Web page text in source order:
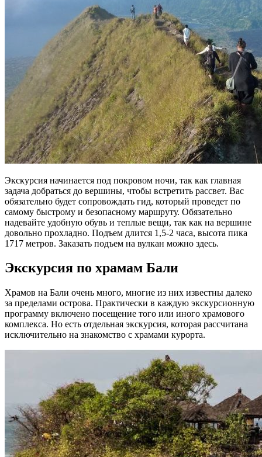
Экскурсия начинается под покровом ночи, так как главная
задача добраться до вершины, чтобы встретить рассвет. Вас
обязательно будет сопровождать гид, который проведет по
самому быстрому и безопасному маршруту. Обязательно
надевайте удобную обувь и теплые вещи, так как на вершине
довольно прохладно. Подъем длится 1,5-2 часа, высота пика
1717 метров. Заказать подъем на вулкан можно здесь.
Экскурсия по храмам Бали
Храмов на Бали очень много, многие из них известны далеко
за пределами острова. Практически в каждую экскурсионную
программу включено посещение того или иного храмового
комплекса. Но есть отдельная экскурсия, которая рассчитана
исключительно на знакомство с храмами курорта.